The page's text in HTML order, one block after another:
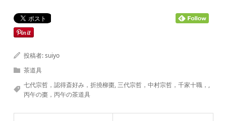
投稿者:suiyo
茶道具
七代宗哲，認得斎好み，折撓柳棗,三代宗哲，中村宗哲，千家十職， ,
丙午の棗，丙午の茶道具